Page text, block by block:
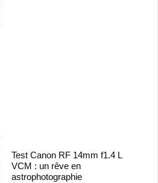
Test Canon RF 14mm f1.4 L
VCM : un rêve en
astrophotographie